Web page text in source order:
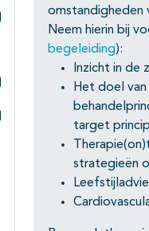
Subpagina's open- en
Subpagina's open- en
Subpagina's open- en
omstandigheden
Neem hierin bij
begeleiding):
Inzicht in de
Het doel
target
strategieën